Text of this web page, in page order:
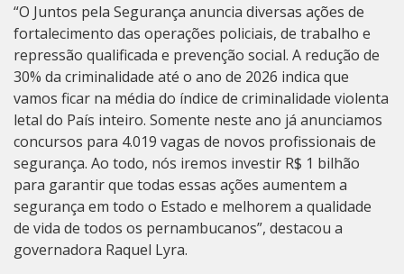
“O Juntos pela Segurança anuncia diversas ações de
fortalecimento das operações policiais, de trabalho e
repressão qualificada e prevenção social. A redução de
30% da criminalidade até o ano de 2026 indica que
vamos ficar na média do índice de criminalidade violenta
letal do País inteiro. Somente neste ano já anunciamos
concursos para 4.019 vagas de novos profissionais de
segurança. Ao todo, nós iremos investir R$ 1 bilhão
para garantir que todas essas ações aumentem a
segurança em todo o Estado e melhorem a qualidade
de vida de todos os pernambucanos”, destacou a
governadora Raquel Lyra.